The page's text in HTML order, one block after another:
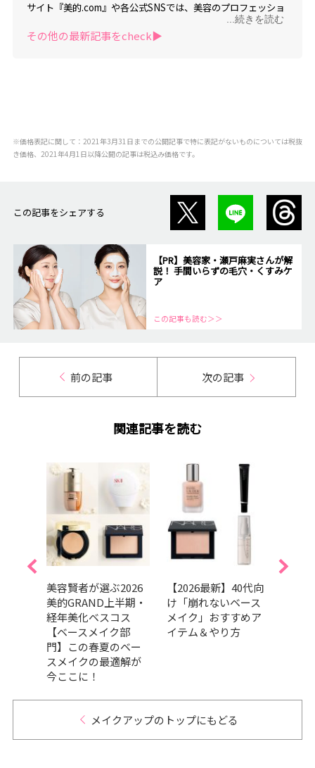
サイト『美的.com』や各公式SNSでは、美容のプロフェッショ
ナルが美容と健康に関するタイムリーなニュース情報を毎日お
届けしています。トータルメディアパワーは美容雑誌の中で
きます。
...続きを読む
その他の最新記事をcheck▶︎
※価格表記に関して：2021年3月31日までの公開記事で特に表記がないものについては税抜
き価格、2021年4月1日以降公開の記事は税込み価格です。
この記事をシェアする
【PR】美容家・瀬戸麻実さんが解
説！ 手間いらずの毛穴・くすみケ
ア
この記事も読む＞＞
前の記事 次の記事
関連記事を読む
美容賢者が選ぶ2026
美的GRAND上半期・
経年美化ベスコス
【ベースメイク部
門】この春夏のベー
スメイクの最適解が
今ここに！
【2026最新】40代向
け「崩れないベース
メイク」おすすめア
イテム＆やり方
メイクアップのトップにもどる